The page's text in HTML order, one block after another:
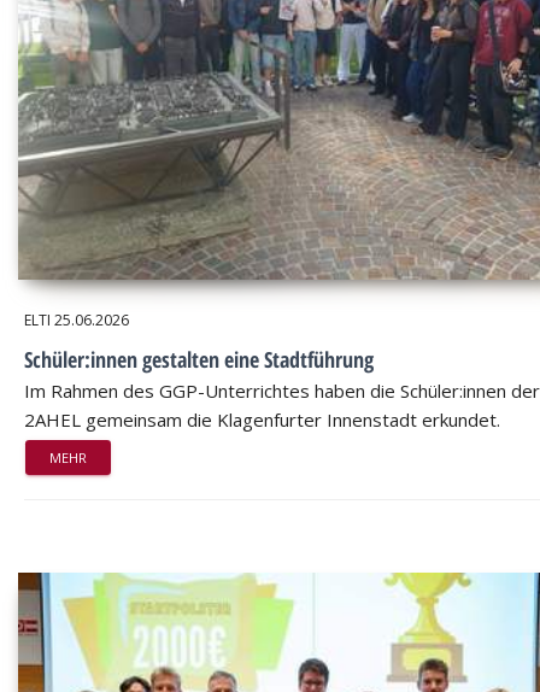
ELTI 25.06.2026
Schüler:innen gestalten eine Stadtführung
Im Rahmen des GGP-Unterrichtes haben die Schüler:innen der
2AHEL gemeinsam die Klagenfurter Innenstadt erkundet.
MEHR